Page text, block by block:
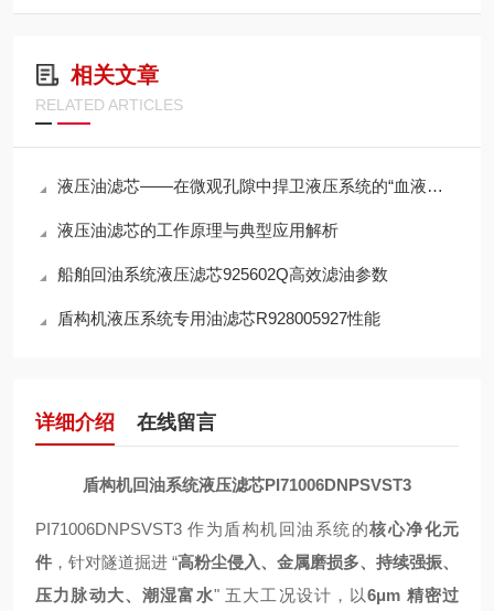
相关文章
RELATED ARTICLES
液压油滤芯——在微观孔隙中捍卫液压系统的“血液纯净”
液压油滤芯的工作原理与典型应用解析
船舶回油系统液压滤芯925602Q高效滤油参数
盾构机液压系统专用油滤芯R928005927性能
详细介绍 在线留言
盾构机回油系统液压滤芯PI71006DNPSVST3
PI71006DNPSVST3 作为盾构机回油系统的核心净化元
件 ，针对隧道掘进 “高粉尘侵入、金属磨损多、持续强振、
压力脉动大、潮湿富水" 五大工况设计，以6μm 精密过